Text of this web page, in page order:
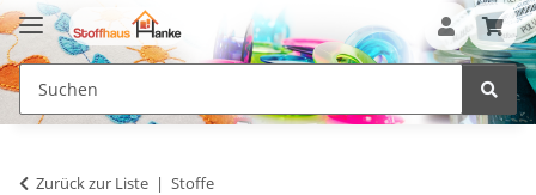
Zurück zur Liste Stoffe